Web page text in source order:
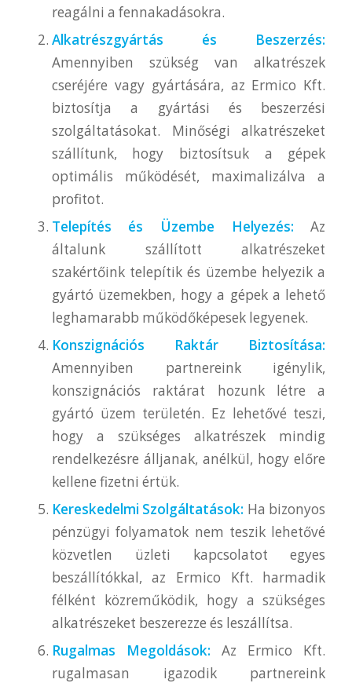
reagálni a fennakadásokra.
Alkatrészgyártás és Beszerzés:
Amennyiben szükség van alkatrészek
cseréjére vagy gyártására, az Ermico Kft.
biztosítja a gyártási és beszerzési
szolgáltatásokat. Minőségi alkatrészeket
szállítunk, hogy biztosítsuk a gépek
optimális működését, maximalizálva a
profitot.
Telepítés és Üzembe Helyezés: Az
általunk szállított alkatrészeket
szakértőink telepítik és üzembe helyezik a
gyártó üzemekben, hogy a gépek a lehető
leghamarabb működőképesek legyenek.
Konszignációs Raktár Biztosítása:
Amennyiben partnereink igénylik,
konszignációs raktárat hozunk létre a
gyártó üzem területén. Ez lehetővé teszi,
hogy a szükséges alkatrészek mindig
rendelkezésre álljanak, anélkül, hogy előre
kellene fizetni értük.
Kereskedelmi Szolgáltatások: Ha bizonyos
pénzügyi folyamatok nem teszik lehetővé
közvetlen üzleti kapcsolatot egyes
beszállítókkal, az Ermico Kft. harmadik
félként közreműködik, hogy a szükséges
alkatrészeket beszerezze és leszállítsa.
Rugalmas Megoldások: Az Ermico Kft.
rugalmasan igazodik partnereink